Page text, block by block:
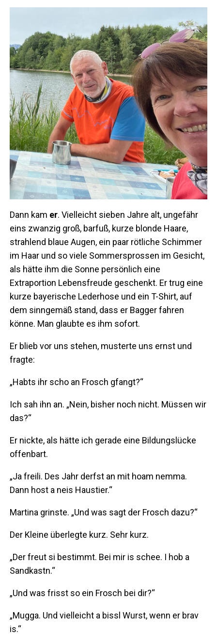
Dann kam er. Vielleicht sieben Jahre alt, ungefähr
eins zwanzig groß, barfuß, kurze blonde Haare,
strahlend blaue Augen, ein paar rötliche Schimmer
im Haar und so viele Sommersprossen im Gesicht,
als hätte ihm die Sonne persönlich eine
Extraportion Lebensfreude geschenkt. Er trug eine
kurze bayerische Lederhose und ein T-Shirt, auf
dem sinngemäß stand, dass er Bagger fahren
könne. Man glaubte es ihm sofort.
Er blieb vor uns stehen, musterte uns ernst und
fragte:
„Habts ihr scho an Frosch gfangt?“
Ich sah ihn an. „Nein, bisher noch nicht. Müssen wir
das?“
Er nickte, als hätte ich gerade eine Bildungslücke
offenbart.
„Ja freili. Des Jahr derfst an mit hoam nemma.
Dann host a neis Haustier.“
Martina grinste. „Und was sagt der Frosch dazu?“
Der Kleine überlegte kurz. Sehr kurz.
„Der freut si bestimmt. Bei mir is schee. I hob a
Sandkastn.“
„Und was frisst so ein Frosch bei dir?“
„Mugga. Und vielleicht a bissl Wurst, wenn er brav
is.“